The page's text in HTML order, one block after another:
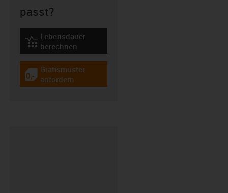
passt?
igus-icon-lebensdauerrechner
Lebensdauer
berechnen
igus-icon-gratismuster
Gratismuster
anfordern